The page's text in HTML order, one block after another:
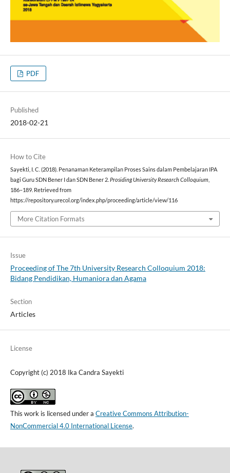
PDF
Published
2018-02-21
How to Cite
Sayekti, I. C. (2018). Penanaman Keterampilan Proses Sains dalam Pembelajaran IPA
bagi Guru SDN Bener I dan SDN Bener 2.Prosiding University Research Colloquium,
186–189. Retrieved from
https://repository.urecol.org/index.php/proceeding/article/view/116
More Citation Formats
Issue
Proceeding of The 7th University Research Colloquium 2018:
Bidang Pendidikan, Humaniora dan Agama
Section
Articles
License
Copyright (c) 2018 Ika Candra Sayekti
This work is licensed under a Creative Commons Attribution-
NonCommercial 4.0 International License.